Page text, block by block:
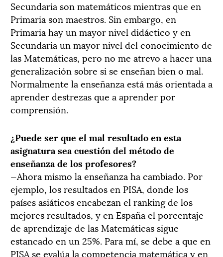
Secundaria son matemáticos mientras que en
Primaria son maestros. Sin embargo, en
Primaria hay un mayor nivel didáctico y en
Secundaria un mayor nivel del conocimiento de
las Matemáticas, pero no me atrevo a hacer una
generalización sobre si se enseñan bien o mal.
Normalmente la enseñanza está más orientada a
aprender destrezas que a aprender por
comprensión.
¿Puede ser que el mal resultado en esta
asignatura sea cuestión del método de
enseñanza de los profesores?
—Ahora mismo la enseñanza ha cambiado. Por
ejemplo, los resultados en PISA, donde los
países asiáticos encabezan el ranking de los
mejores resultados, y en España el porcentaje
de aprendizaje de las Matemáticas sigue
estancado en un 25%. Para mí, se debe a que en
PISA se evalúa la competencia matemática y en